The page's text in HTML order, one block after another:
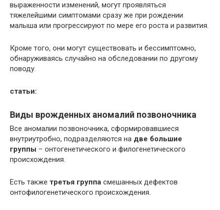
выраженности изменений, могут проявляться
тяжелейшими симптомами сразу же при рождении
малыша или прогрессируют по мере его роста и развития.
Кроме того, они могут существовать и бессимптомно,
обнаруживаясь случайно на обследовании по другому
поводу.
статьи:
Виды врожденных аномалий позвоночника
Все аномалии позвоночника, сформировавшиеся
внутриутробно, подразделяются на две большие
группы – онтогенетического и филогенетического
происхождения.
Есть также третья группа смешанных дефектов
онтофилогенетического происхождения.